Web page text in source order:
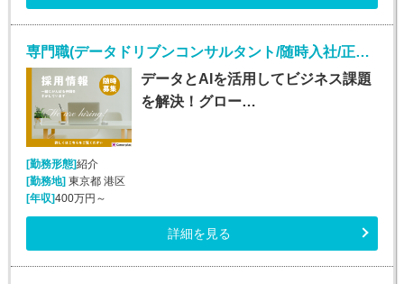
専門職(データドリブンコンサルタント/随時入社/正社員)
データとAIを活用してビジネス課題
を解決！グロー…
[勤務形態]紹介
[勤務地]東京都 港区
[年収]400万円～
詳細を見る